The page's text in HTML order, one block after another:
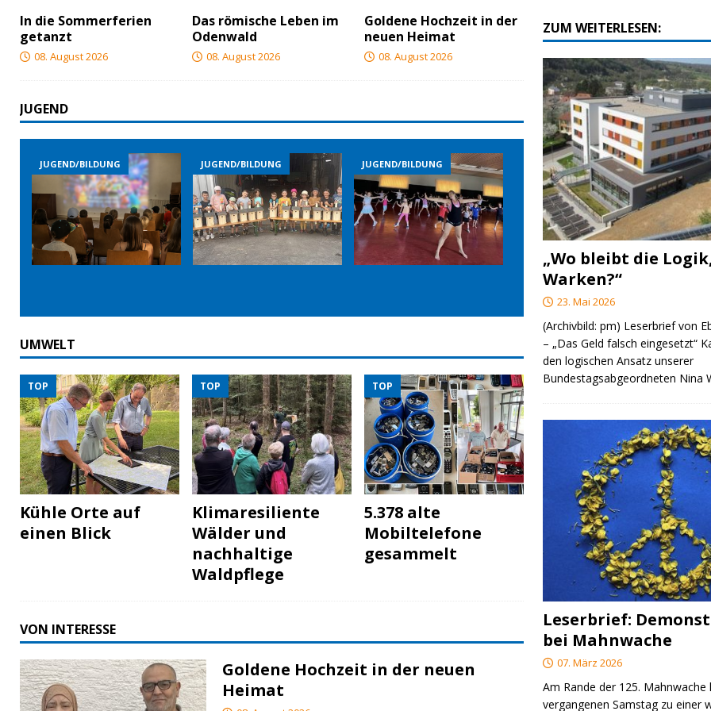
In die Sommerferien
getanzt
08. August 2026
Das römische Leben im
Odenwald
08. August 2026
Goldene Hochzeit in der
neuen Heimat
08. August 2026
JUGEND
JUGEND/BILDUNG JUGEND/BILDUNG JUGEND/BILDUNG JUGEND/BILDUNG
UMWELT
TOP
Kühle Orte auf
einen Blick
TOP
Klimaresiliente
Wälder und
nachhaltige
Waldpflege
TOP
5.378 alte
Mobiltelefone
gesammelt
VON INTERESSE
Goldene Hochzeit in der neuen
Heimat
ZUM WEITERLESEN:
„Wo bleibt die
Warken?“
23. Mai 2026
(Archivbild: pm) Leserbrief von
– „Das Geld falsch eingesetzt“
den logischen Ansatz unserer
Bundestagsabgeordneten Nina
Leserbrief:
bei Mahnwache
07. März 2026
Am Rande der 125. Mahnwache
vergangenen Samstag zu einer